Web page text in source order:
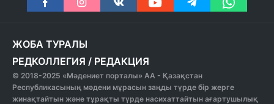
ЖОБА ТУРАЛЫ
РЕДКОЛЛЕГИЯ / РЕДАКЦИЯ
© 2018-2025 «Мәдениет порталы» АА - Қазақстан
Республикасының мәдени мұрасын заңды түрде бір жерге
жинақтайтын және тұрақты түрде насихаттайтын ағартушылық